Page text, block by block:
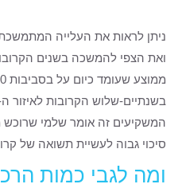
ניתן לראות את העלייה
ואת הצפי להמשכה בשנים
המשקיעים זה אומר שלמי שרוכש
סיכוי גבוה לעשיית תשואה של קרוב ל-100%
ומה לגבי כמות